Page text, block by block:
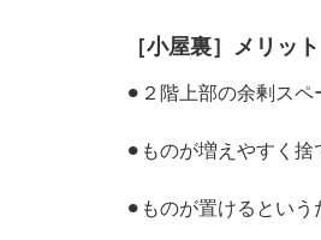
［小屋裏］メリット
⚫︎２階上部の余剰ス
⚫︎ものが増えやすく
⚫︎ものが置けるとい